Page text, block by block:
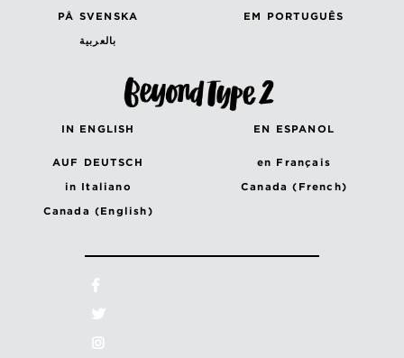
PÅ SVENSKA
EM PORTUGUÊS
بالعربية
IN ENGLISH EN ESPANOL
AUF DEUTSCH
en Français
in Italiano
Canada (French)
Canada (English)